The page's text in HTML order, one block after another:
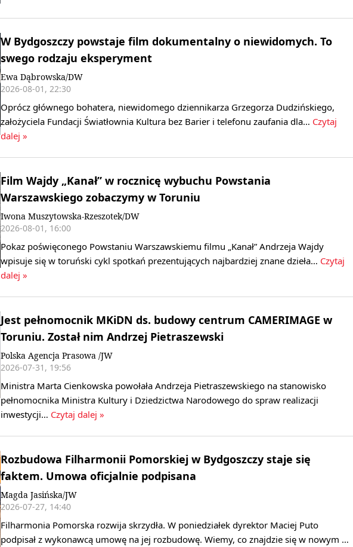
W Bydgoszczy powstaje film dokumentalny o niewidomych. To
swego rodzaju eksperyment
Ewa Dąbrowska/DW
2026-08-01, 22:30
Oprócz głównego bohatera, niewidomego dziennikarza Grzegorza Dudzińskiego,
założyciela Fundacji Światłownia Kultura bez Barier i telefonu zaufania dla… Czytaj
dalej »
Film Wajdy „Kanał” w rocznicę wybuchu Powstania
Warszawskiego zobaczymy w Toruniu
Iwona Muszytowska-Rzeszotek/DW
2026-08-01, 16:00
Pokaz poświęconego Powstaniu Warszawskiemu filmu „Kanał” Andrzeja Wajdy
wpisuje się w toruński cykl spotkań prezentujących najbardziej znane dzieła… Czytaj
dalej »
Jest pełnomocnik MKiDN ds. budowy centrum CAMERIMAGE w
Toruniu. Został nim Andrzej Pietraszewski
Polska Agencja Prasowa /JW
2026-07-31, 19:56
Ministra Marta Cienkowska powołała Andrzeja Pietraszewskiego na stanowisko
pełnomocnika Ministra Kultury i Dziedzictwa Narodowego do spraw realizacji
inwestycji… Czytaj dalej »
Rozbudowa Filharmonii Pomorskiej w Bydgoszczy staje się
faktem. Umowa oficjalnie podpisana
Magda Jasińska/JW
2026-07-27, 14:40
Filharmonia Pomorska rozwija skrzydła. W poniedziałek dyrektor Maciej Puto
podpisał z wykonawcą umowę na jej rozbudowę. Wiemy, co znajdzie się w nowym …